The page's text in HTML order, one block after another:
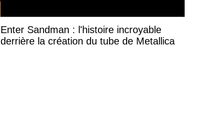
Enter Sandman : l'histoire incroyable
derrière la création du tube de Metallica